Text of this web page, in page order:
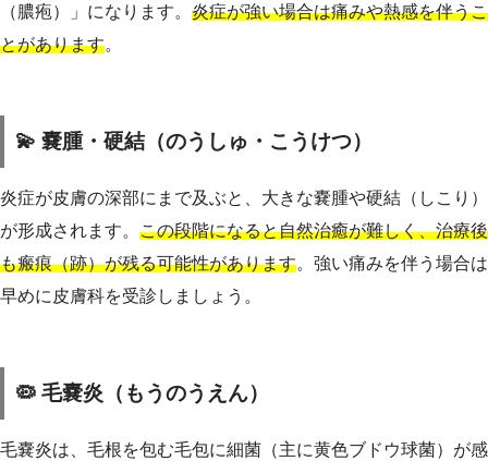
（膿疱）」になります。 炎症が強い場合は痛みや熱感を伴うこ
とがあります。
💫 嚢腫・硬結（のうしゅ・こうけつ）
炎症が皮膚の深部にまで及ぶと、大きな嚢腫や硬結（しこり）
が形成されます。 この段階になると自然治癒が難しく、治療後
も瘢痕（跡）が残る可能性があります。強い痛みを伴う場合は
早めに皮膚科を受診しましょう。
🦠 毛嚢炎（もうのうえん）
毛嚢炎は、毛根を包む毛包に細菌（主に黄色ブドウ球菌）が感